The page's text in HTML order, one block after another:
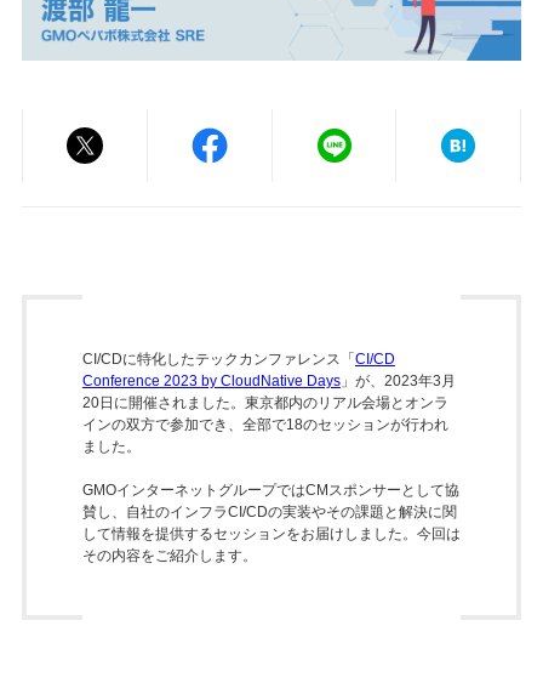
CI/CDに特化したテックカンファレンス「 CI/CD
Conference 2023 by CloudNative Days」が、2023年3月
20日に開催されました。東京都内のリアル会場とオンラ
インの双方で参加でき、全部で18のセッションが行われ
ました。
GMOインターネットグループではCMスポンサーとして協
賛し、自社のインフラCI/CDの実装やその課題と解決に関
して情報を提供するセッションをお届けしました。今回は
その内容をご紹介します。